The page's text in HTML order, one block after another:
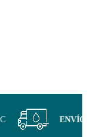
ENVÍO